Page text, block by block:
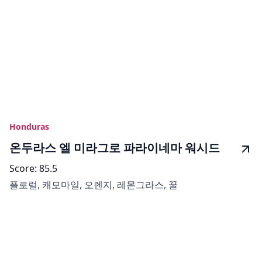
Honduras
온두라스 엘 미라그로 파라이네마 워시드
Score: 85.5
플로럴, 캐모마일, 오렌지, 레몬그라스, 꿀